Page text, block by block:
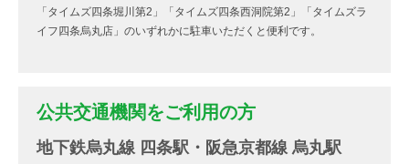
「タイムズ四条堀川第2」「タイムズ四条西洞院第2」「タイムズラ
イフ四条烏丸店」のいずれかに駐車いただくと便利です。
公共交通機関をご利用の方
地下鉄烏丸線 四条駅・阪急京都線 烏丸駅